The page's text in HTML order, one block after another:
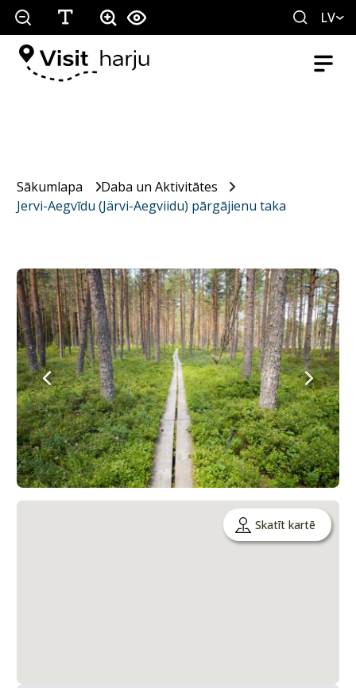
LV
Sākumlapa
Daba un Aktivitātes
Jervi-Aegvīdu (Järvi-Aegviidu) pārgājienu taka
Skatīt kartē